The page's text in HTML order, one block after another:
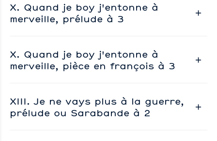
X. Quand je boy j'entonne à
merveille, prélude à 3
X. Quand je boy j'entonne à
merveille, pièce en françois à 3
XIII. Je ne vays plus à la guerre,
prélude ou Sarabande à 2